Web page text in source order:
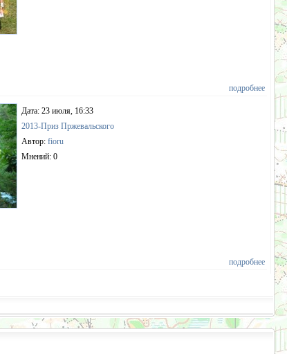
подробнее
Дата: 23 июля, 16:33
2013-Приз Пржевальского
Автор: fioru
Мнений: 0
подробнее